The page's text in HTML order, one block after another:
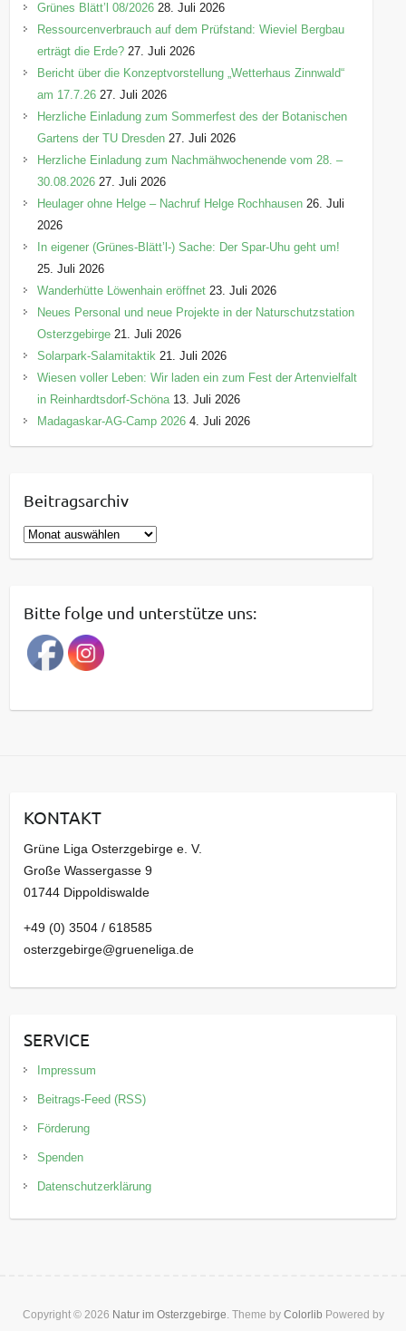
Grünes Blätt’l 08/2026 28. Juli 2026
Ressourcenverbrauch auf dem Prüfstand: Wieviel Bergbau
erträgt die Erde? 27. Juli 2026
Bericht über die Konzeptvorstellung „Wetterhaus Zinnwald“
am 17.7.26 27. Juli 2026
Herzliche Einladung zum Sommerfest des der Botanischen
Gartens der TU Dresden 27. Juli 2026
Herzliche Einladung zum Nachmähwochenende vom 28. –
30.08.2026 27. Juli 2026
Heulager ohne Helge – Nachruf Helge Rochhausen 26. Juli
2026
In eigener (Grünes-Blätt’l-) Sache: Der Spar-Uhu geht um!
25. Juli 2026
Wanderhütte Löwenhain eröffnet 23. Juli 2026
Neues Personal und neue Projekte in der Naturschutzstation
Osterzgebirge 21. Juli 2026
Solarpark-Salamitaktik 21. Juli 2026
Wiesen voller Leben: Wir laden ein zum Fest der Artenvielfalt
in Reinhardtsdorf-Schöna 13. Juli 2026
Madagaskar-AG-Camp 2026 4. Juli 2026
Beitragsarchiv
B
e
r
a
g
a
v
Bitte folge und unterstütze uns:
KONTAKT
Grüne Liga Osterzgebirge e. V.
Große Wassergasse 9
01744 Dippoldiswalde
+49 (0) 3504 / 618585
osterzgebirge@grueneliga.de
SERVICE
Impressum
Beitrags-Feed (RSS)
Förderung
Spenden
Datenschutzerklärung
Copyright © 2026 Natur im Osterzgebirge. Theme by Colorlib Powered by